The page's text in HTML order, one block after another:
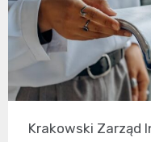
Krakowski Zarząd